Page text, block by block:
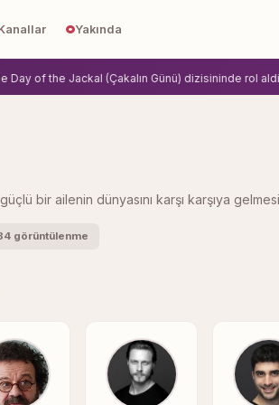
Yakında
of the Jackal (Çakalın Günü) dizisininde rol aldi.
bir ailenin dünyasını karşı karşıya
görüntülenme